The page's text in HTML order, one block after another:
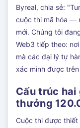
Byreal, chia sẻ:
cuộc thi mã hóa —
mới. Chúng tôi
Web3 tiếp theo:
mà các đại lý tự
xác minh được trên
Cấu trúc
thưởng
Cuộc thi được thiết